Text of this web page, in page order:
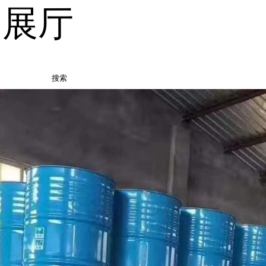
厅
搜索